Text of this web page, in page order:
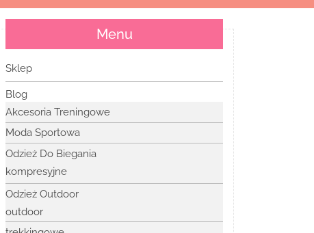
Menu
Sklep
Blog
Akcesoria Treningowe
Moda Sportowa
Odzież Do Biegania
kompresyjne
Odzież Outdoor
outdoor